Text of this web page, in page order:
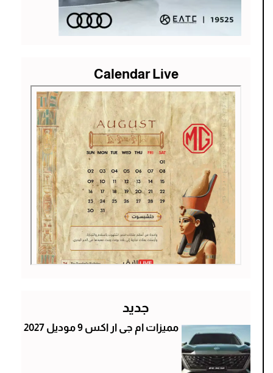
Calendar Live
جديد
مميزات ام جى ار اكس 9 موديل 2027